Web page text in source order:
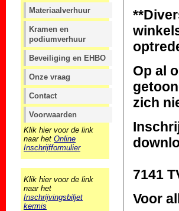
Op al
zich
7141
Voor
Materiaalverhuur
Kramen en
podiumverhuur
Beveiliging en EHBO
Onze vraag
Contact
Voorwaarden
Klik hier voor de link
naar het Online
Inschrijfformulier
Klik hier voor de link
naar het
Inschrijvingsbiljet
kermis